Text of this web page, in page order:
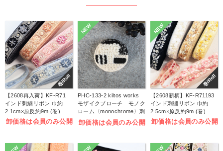
巻/Roll
【2608再入荷】KF-R71
インド刺繍リボン 巾約
2.1cm×原反約9m (巻)
卸価格は会員のみ公開
NEW
PHC-133-2 kiitos works
モザイクブローチ モノク
ローム〈monochrome〉刺
しゅうキット (袋)
卸価格は会員のみ公開
巻/Roll
NEW
【2608新柄】KF-R71193
インド刺繍リボン 巾約
2.5cm×原反約9m (巻)
卸価格は会員のみ公開